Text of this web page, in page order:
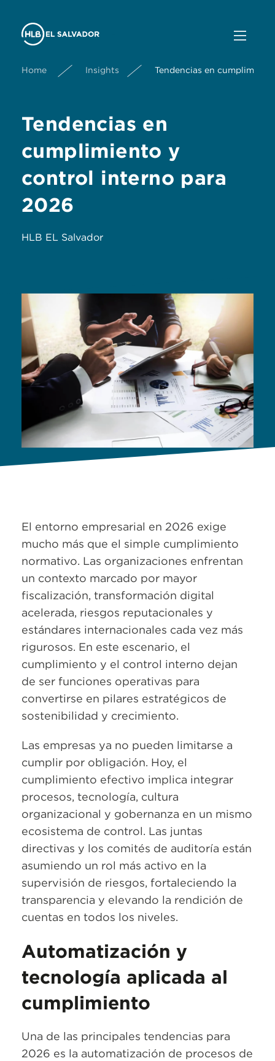
Home Insights Tendencias en
Tendencias en
cumplimiento y
control interno para
2026
HLB EL Salvador
El entorno empresarial en 2026 exige
mucho más que el simple cumplimiento
normativo. Las organizaciones enfrentan
un contexto marcado por mayor
fiscalización, transformación digital
acelerada, riesgos reputacionales y
estándares internacionales cada vez más
rigurosos. En este escenario, el
cumplimiento y el control interno dejan
de ser funciones operativas para
convertirse en pilares estratégicos de
sostenibilidad y crecimiento.
Las empresas ya no pueden limitarse a
cumplir por obligación. Hoy, el
cumplimiento efectivo implica integrar
procesos, tecnología, cultura
organizacional y gobernanza en un mismo
ecosistema de control. Las juntas
directivas y los comités de auditoría están
asumiendo un rol más activo en la
supervisión de riesgos, fortaleciendo la
transparencia y elevando la rendición de
cuentas en todos los niveles.
Automatización y
tecnología aplicada al
cumplimiento
Una de las principales tendencias para
2026 es la automatización de procesos de